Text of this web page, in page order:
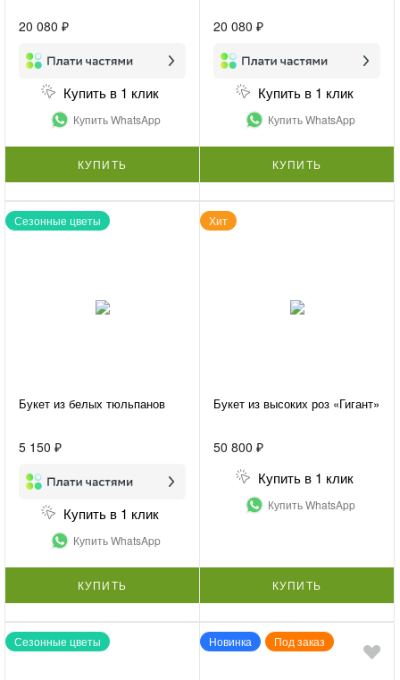
20 080 ₽
Купить в 1 клик
Купить WhatsApp
КУПИТЬ
20 080 ₽
Купить в 1 клик
Купить WhatsApp
КУПИТЬ
Сезонные цветы
Букет из белых тюльпанов
5 150 ₽
Купить в 1 клик
Купить WhatsApp
КУПИТЬ
Хит
Букет из высоких роз «Гигант»
50 800 ₽
Купить в 1 клик
Купить WhatsApp
КУПИТЬ
Сезонные цветы Новинка Под заказ